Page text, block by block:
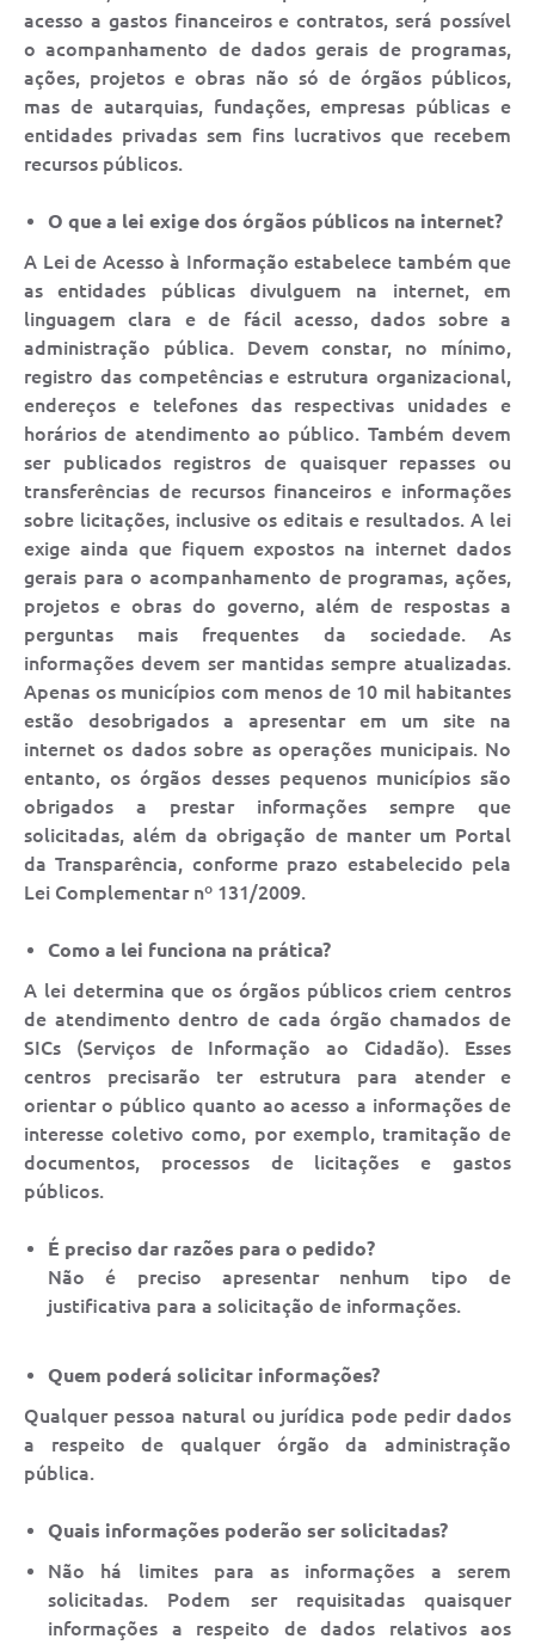
acesso a gastos financeiros e contratos, será possível
o acompanhamento de dados gerais de programas,
ações, projetos e obras não só de órgãos públicos,
mas de autarquias, fundações, empresas públicas e
entidades privadas sem fins lucrativos que recebem
recursos públicos.
O que a lei exige dos órgãos públicos na internet?
A Lei de Acesso à Informação estabelece também que
as entidades públicas divulguem na internet, em
linguagem clara e de fácil acesso, dados sobre a
administração pública. Devem constar, no mínimo,
registro das competências e estrutura organizacional,
endereços e telefones das respectivas unidades e
horários de atendimento ao público. Também devem
ser publicados registros de quaisquer repasses ou
transferências de recursos financeiros e informações
sobre licitações, inclusive os editais e resultados. A lei
exige ainda que fiquem expostos na internet dados
gerais para o acompanhamento de programas, ações,
projetos e obras do governo, além de respostas a
perguntas mais frequentes da sociedade. As
informações devem ser mantidas sempre atualizadas.
Apenas os municípios com menos de 10 mil habitantes
estão desobrigados a apresentar em um site na
internet os dados sobre as operações municipais. No
entanto, os órgãos desses pequenos municípios são
obrigados a prestar informações sempre que
solicitadas, além da obrigação de manter um Portal
da Transparência, conforme prazo estabelecido pela
Lei Complementar nº 131/2009.
Como a lei funciona na prática?
A lei determina que os órgãos públicos criem centros
de atendimento dentro de cada órgão chamados de
SICs (Serviços de Informação ao Cidadão). Esses
centros precisarão ter estrutura para atender e
orientar o público quanto ao acesso a informações de
interesse coletivo como, por exemplo, tramitação de
documentos, processos de licitações e gastos
públicos.
É preciso dar razões para o pedido?
Não é preciso apresentar nenhum tipo de
justificativa para a solicitação de informações.
Quem poderá solicitar informações?
Qualquer pessoa natural ou jurídica pode pedir dados
a respeito de qualquer órgão da administração
pública.
Quais informações poderão ser solicitadas?
Não há limites para as informações a serem
solicitadas. Podem ser requisitadas quaisquer
informações a respeito de dados relativos aos